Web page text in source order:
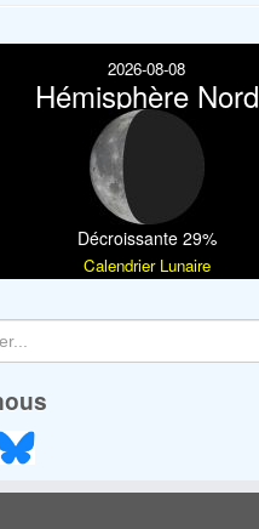
2026-08-08
Hémisphère Nord
Décroissante 29%
Calendrier Lunaire